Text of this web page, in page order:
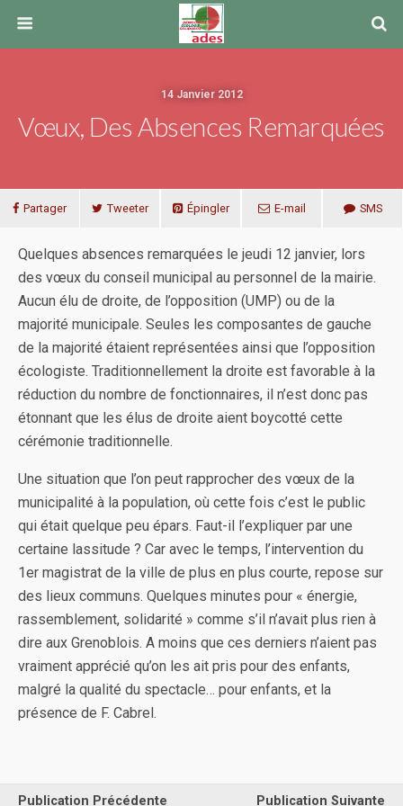
14 Janvier 2012
Vœux, Des Absences Remarquées
Partager Tweeter Épingler E-mail SMS
Quelques absences remarquées le jeudi 12 janvier, lors
des vœux du conseil municipal au personnel de la mairie.
Aucun élu de droite, de l’opposition (UMP) ou de la
majorité municipale. Seules les composantes de gauche
de la majorité étaient représentées ainsi que l’opposition
écologiste. Traditionnellement la droite est favorable à la
réduction du nombre de fonctionnaires, il n’est donc pas
étonnant que les élus de droite aient boycotté cette
cérémonie traditionnelle.
Une situation que l’on peut rapprocher des vœux de la
municipalité à la population, où cette fois c’est le public
qui était quelque peu épars. Faut-il l’expliquer par une
certaine lassitude ? Car avec le temps, l’intervention du
1er magistrat de la ville de plus en plus courte, repose sur
des lieux communs. Quelques minutes pour « énergie,
rassemblement, solidarité » comme s’il n’avait plus rien à
dire aux Grenoblois. A moins que ces derniers n’aient pas
vraiment apprécié qu’on les ait pris pour des enfants,
malgré la qualité du spectacle… pour enfants, et la
présence de F. Cabrel.
Publication Précédente Publication Suivante